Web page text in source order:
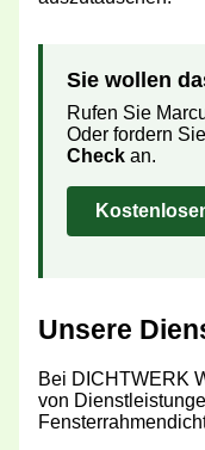
Sie wollen
Rufen Sie
Oder fordern
Checkan.
Unsere
Bei DICHTWERK
von